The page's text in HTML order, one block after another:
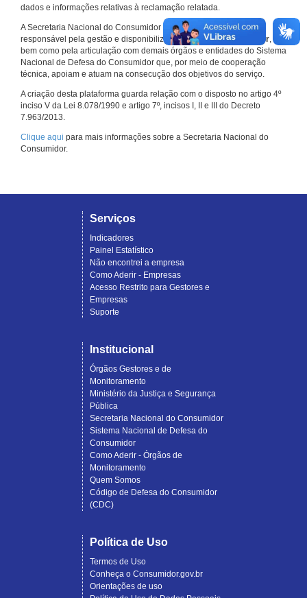
dados e informações relativas à reclamação relatada.
A Secretaria Nacional do Consumidor do Ministério da Justiça é a
responsável pela gestão e disponibilização doConsumidor.gov.br,
bem como pela articulação com demais órgãos e entidades do Sistema
Nacional de Defesa do Consumidor que, por meio de cooperação
técnica, apoiam e atuam na consecução dos objetivos do serviço.
A criação desta plataforma guarda relação com o disposto no artigo 4º
inciso V da Lei 8.078/1990 e artigo 7º, incisos I, II e III do Decreto
7.963/2013.
Clique aqui para mais informações sobre a Secretaria Nacional do
Consumidor.
Serviços
Indicadores
Painel Estatístico
Não encontrei a empresa
Como Aderir - Empresas
Acesso Restrito para Gestores e
Empresas
Suporte
Institucional
Órgãos Gestores e de
Monitoramento
Ministério da Justiça e Segurança
Pública
Secretaria Nacional do Consumidor
Sistema Nacional de Defesa do
Consumidor
Como Aderir - Órgãos de
Monitoramento
Quem Somos
Código de Defesa do Consumidor
(CDC)
Política de Uso
Termos de Uso
Conheça o Consumidor.gov.br
Orientações de uso